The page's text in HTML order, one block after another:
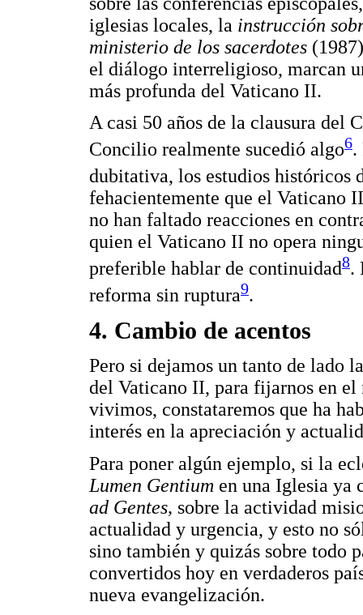
iglesias locales, la instrucción
ministerio de los sacerdotes
el diálogo interreligioso, marcan
más profunda del Vaticano II.
A casi 50 años de la clausura del
Concilio realmente sucedió algo6.
dubitativa, los estudios históricos
fehacientemente que el Vaticano
no han faltado reacciones en
quien el Vaticano II no opera
preferible hablar de continuidad8.
reforma sin ruptura9.
4. Cambio de acentos
Pero si dejamos un tanto de lado
del Vaticano II, para fijarnos en
vivimos, constataremos que ha
interés en la apreciación y
Para poner algún ejemplo, si la
Lumen Gentium en una Iglesia ya
ad Gentes, sobre la actividad
actualidad y urgencia, y esto no
sino también y quizás sobre todo
convertidos hoy en verdaderos
nueva evangelización.